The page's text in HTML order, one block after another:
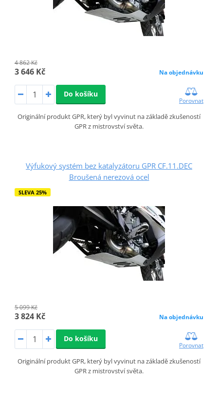
4 862 Kč
3 646 Kč Na objednávku
Do košíku
Porovnat
Originální produkt GPR, který byl vyvinut na základě zkušeností
GPR z mistrovství světa.
Výfukový systém bez katalyzátoru GPR CF.11.DEC
Broušená nerezová ocel
SLEVA 25%
5 099 Kč
3 824 Kč Na objednávku
Do košíku
Porovnat
Originální produkt GPR, který byl vyvinut na základě zkušeností
GPR z mistrovství světa.